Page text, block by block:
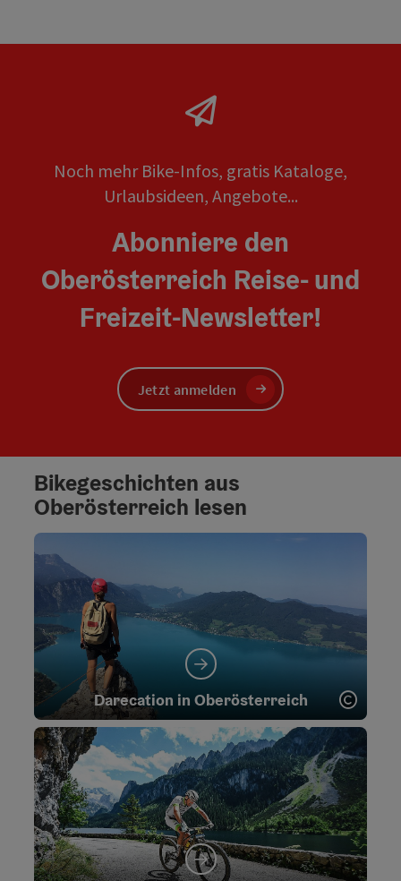
Noch mehr Bike-Infos, gratis Kataloge,
Urlaubsideen, Angebote...
Abonniere den
Oberösterreich Reise- und
Freizeit-Newsletter!
Jetzt anmelden
Bikegeschichten aus
Oberösterreich lesen
Darecation in Oberösterreich